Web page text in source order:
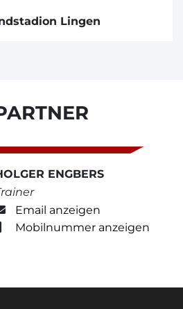
Lingen
ENGBERS
Email anzeigen
Mobilnummer anzeigen